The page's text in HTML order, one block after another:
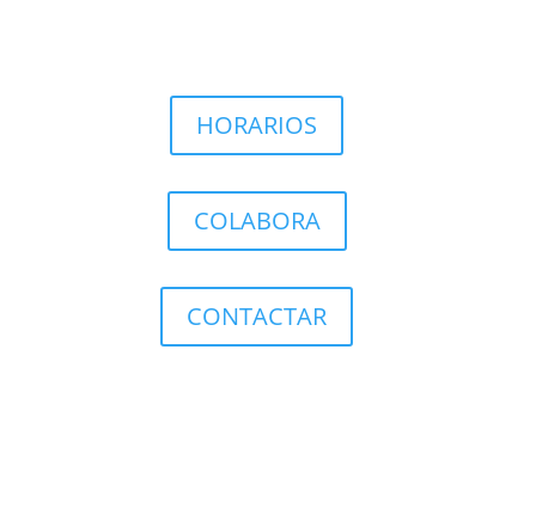
HORARIOS
COLABORA
CONTACTAR